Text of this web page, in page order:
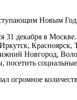
Новым
31 декабря в
Новгород,